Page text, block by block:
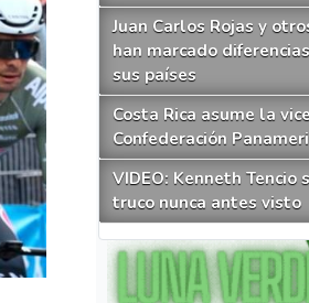
Juan Carlos Rojas y
han marcado
sus países
Costa Rica asume la
Confederación
VIDEO: Kenneth
truco nunca antes visto